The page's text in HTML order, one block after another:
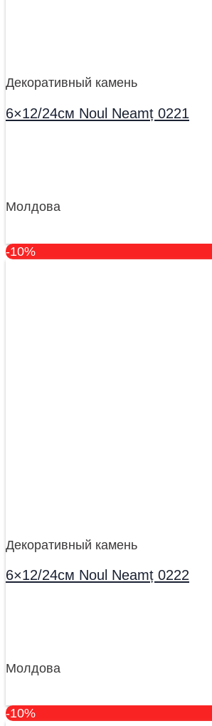
Декоративный камень
6×12/24см Noul Neamț 0221
Молдова
-10%
Декоративный камень
6×12/24см Noul Neamț 0222
Молдова
-10%